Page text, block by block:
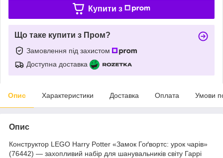
Купити з
Що таке купити з Пром?
Замовлення під захистом
Доступна доставка
Опис Характеристики Доставка Оплата Умови
Опис
Конструктор LEGO Harry Potter «Замок Гоґвортс: урок чарів»
(76442) — захопливий набір для шанувальників світу Гаррі